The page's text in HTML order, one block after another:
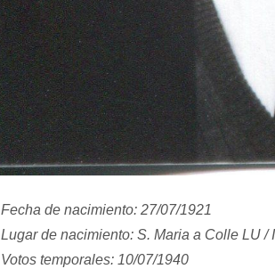
Fecha de nacimiento: 27/07/1921
Lugar de nacimiento: S. Maria a Colle LU / I
Votos temporales: 10/07/1940